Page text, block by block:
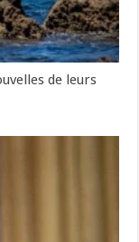
de leurs